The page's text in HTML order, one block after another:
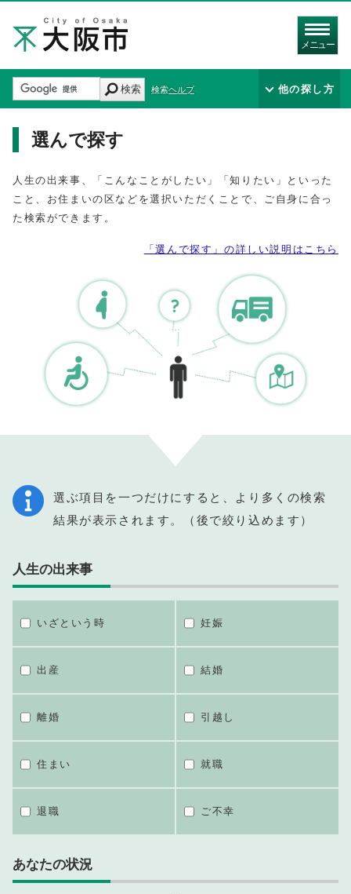
メニュー
検索 検索ヘルプ 他の探し方
選んで探す
人生の出来事、「こんなことがしたい」「知りたい」といった
こと、お住まいの区などを選択いただくことで、ご自身に合っ
た検索ができます。
「選んで探す」の詳しい説明はこちら
選ぶ項目を一つだけにすると、より多くの検索
結果が表示されます。（後で絞り込めます）
人生の出来事
いざという時 妊娠
出産 結婚
離婚 引越し
住まい 就職
退職 ご不幸
あなたの状況